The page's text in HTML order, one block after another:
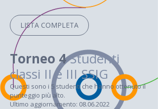
LISTA COMPLETA
Torneo 4Studenti
classi II e III SSIG
Questi sono i 5 studenti che hanno ottenuto il
punteggio più alto.
Ultimo aggiornamento: 08.06.2022